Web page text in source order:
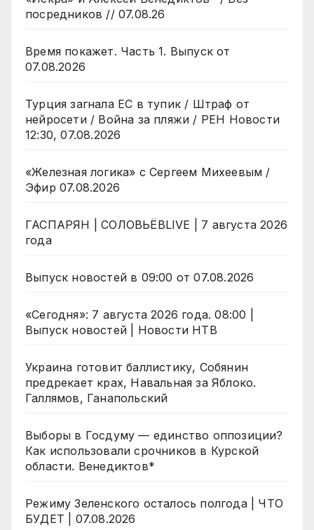
посредников // 07.08.26
Время покажет. Часть 1. Выпуск от
07.08.2026
Турция загнала ЕС в тупик / Штраф от
нейросети / Война за пляжи / РЕН Новости
12:30, 07.08.2026
«Железная логика» с Сергеем Михеевым /
Эфир 07.08.2026
ГАСПАРЯН | СОЛОВЬЁВLIVE | 7 августа 2026
года
Выпуск новостей в 09:00 от 07.08.2026
«Сегодня»: 7 августа 2026 года. 08:00 |
Выпуск новостей | Новости НТВ
Украина готовит баллистику, Собянин
предрекает крах, Навальная за Яблоко.
Галлямов, Ганапольский
Выборы в Госдуму — единство оппозиции?
Как использовали срочников в Курской
области. Венедиктов*
Режиму Зеленского осталось полгода | ЧТО
БУДЕТ | 07.08.2026